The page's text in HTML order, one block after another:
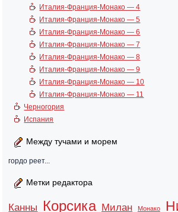
Италия-Франция-Монако — 4
Италия-Франция-Монако — 5
Италия-Франция-Монако — 6
Италия-Франция-Монако — 7
Италия-Франция-Монако — 8
Италия-Франция-Монако — 9
Италия-Франция-Монако — 10
Италия-Франция-Монако — 11
Черногория
Испания
Между тучами и морем
гордо реет...
Метки редактора
Канны Корсика Милан Монако